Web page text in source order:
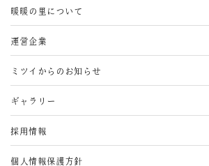
暖暖の里について
運営企業
ミツイからのお知らせ
ギャラリー
採用情報
個人情報保護方針